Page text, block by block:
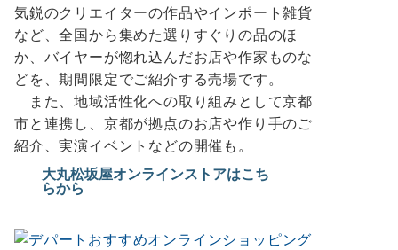
気鋭のクリエイターの作品やインポート雑貨
など、全国から集めた選りすぐりの品のほ
か、バイヤーが惚れ込んだお店や作家ものな
どを、期間限定でご紹介する売場です。
また、地域活性化への取り組みとして京都
市と連携し、京都が拠点のお店や作り手のご
紹介、実演イベントなどの開催も。
大丸松坂屋オンラインストアはこち
らから